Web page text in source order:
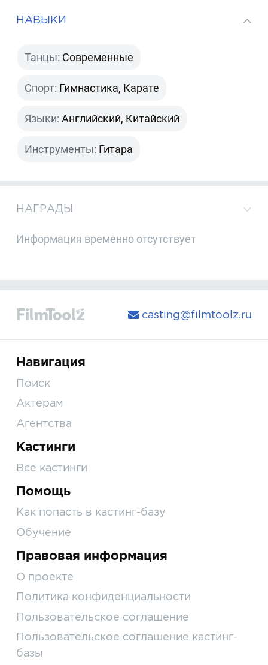
НАВЫКИ
Танцы: Современные
Спорт: Гимнастика, Карате
Языки: Английский, Китайский
Инструменты: Гитара
НАГРАДЫ
Информация временно отсутствует
casting@filmtoolz.ru
Навигация
Поиск
Актерам
Агентства
Кастинги
Все кастинги
Помощь
Как попасть в кастинг-базу
Обучение
Правовая информация
О проекте
Политика конфиденциальности
Пользовательское соглашение
Пользовательское соглашение кастинг-
базы